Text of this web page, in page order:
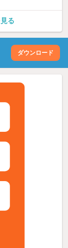
る
ダウンロード